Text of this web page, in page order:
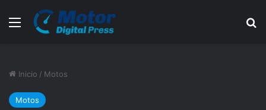
Menú
Inicio / Motos
Motos